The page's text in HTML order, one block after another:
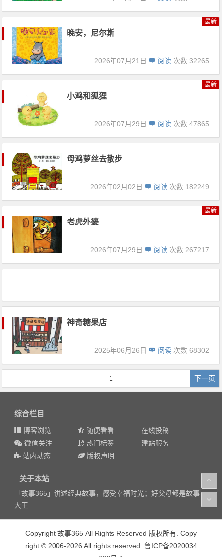
晚安，尼尔斯
最新
2026年07月21日 阅读 次数 32265
小鸡和狐狸
最新
2026年07月29日 阅读 次数 47865
母鸡萝丝去散步
2026年02月02日 阅读 次数 182249
老虎外婆
最新
2026年07月29日 阅读 次数 267217
神奇糖果店
2025年06月26日 阅读 次数 68302
1 下一页
综合栏目
博客浏览 随便看看
在线投稿
微信关注
热门标签
建站服务
站内动态
版权声明
关于本站
「故事365」讲述经典故事，感受幸福时光；好父母都是故事
大王
Copyright 故事365 All Rights Reserved 版权所有. Copy
right © 2006-2026 All rights reserved. 鲁ICP备2020034